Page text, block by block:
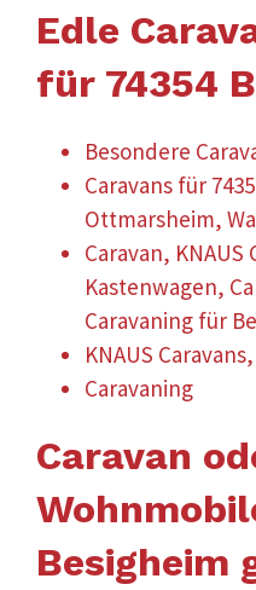
Edle
für 74354
Besondere
Caravans für
Ottmarsheim,
Caravan, KNAUS
Kastenwagen,
Caravaning für
KNAUS
Caravaning
Caravan
Besigheim